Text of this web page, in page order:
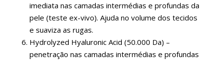
imediata nas camadas intermédias e profundas da
pele (teste ex-vivo). Ajuda no volume dos tecidos
e suaviza as rugas.
Hydrolyzed Hyaluronic Acid (50.000 Da) –
penetração nas camadas intermédias e profundas